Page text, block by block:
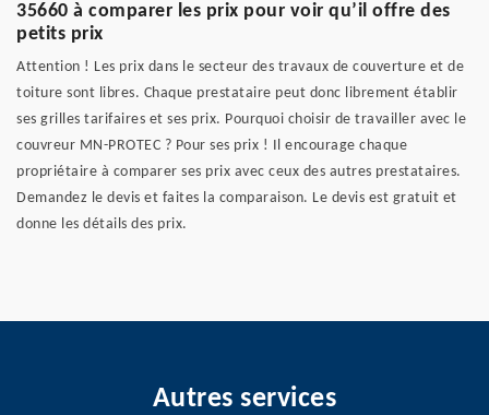
35660 à comparer les prix pour voir qu’il offre des
petits prix
Attention ! Les prix dans le secteur des travaux de couverture et de
toiture sont libres. Chaque prestataire peut donc librement établir
ses grilles tarifaires et ses prix. Pourquoi choisir de travailler avec le
couvreur MN-PROTEC ? Pour ses prix ! Il encourage chaque
propriétaire à comparer ses prix avec ceux des autres prestataires.
Demandez le devis et faites la comparaison. Le devis est gratuit et
donne les détails des prix.
Autres services